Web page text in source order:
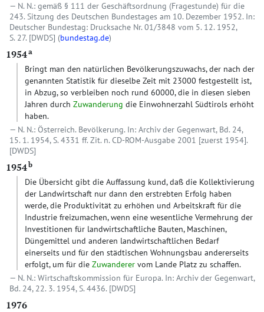
N. N.: gemäß § 111 der Geschäftsordnung (Fragestunde) für die
243. Sitzung des Deutschen Bundestages am 10. Dezember 1952. In:
Deutscher Bundestag: Drucksache Nr. 01/3848 vom 5. 12. 1952,
S. 27. [DWDS] (bundestag.de)
1954a
Bringt man den natürlichen Bevölkerungszuwachs, der nach der
genannten Statistik für dieselbe Zeit mit 23000 festgestellt ist,
in Abzug, so verbleiben noch rund 60000, die in diesen sieben
Jahren durch Zuwanderung die Einwohnerzahl Südtirols erhöht
haben.
N. N.: Österreich. Bevölkerung. In: Archiv der Gegenwart, Bd. 24,
15. 1. 1954, S. 4331 ff. Zit. n. CD-ROM-Ausgabe 2001 [zuerst 1954].
[DWDS]
1954b
Die Übersicht gibt die Auffassung kund, daß die Kollektivierung
der Landwirtschaft nur dann den erstrebten Erfolg haben
werde, die Produktivität zu erhöhen und Arbeitskraft für die
Industrie freizumachen, wenn eine wesentliche Vermehrung der
Investitionen für landwirtschaftliche Bauten, Maschinen,
Düngemittel und anderen landwirtschaftlichen Bedarf
einerseits und für den städtischen Wohnungsbau andererseits
erfolgt, um für die Zuwanderer vom Lande Platz zu schaffen.
N. N.: Wirtschaftskommission für Europa. In: Archiv der Gegenwart,
Bd. 24, 22. 3. 1954, S. 4436. [DWDS]
1976